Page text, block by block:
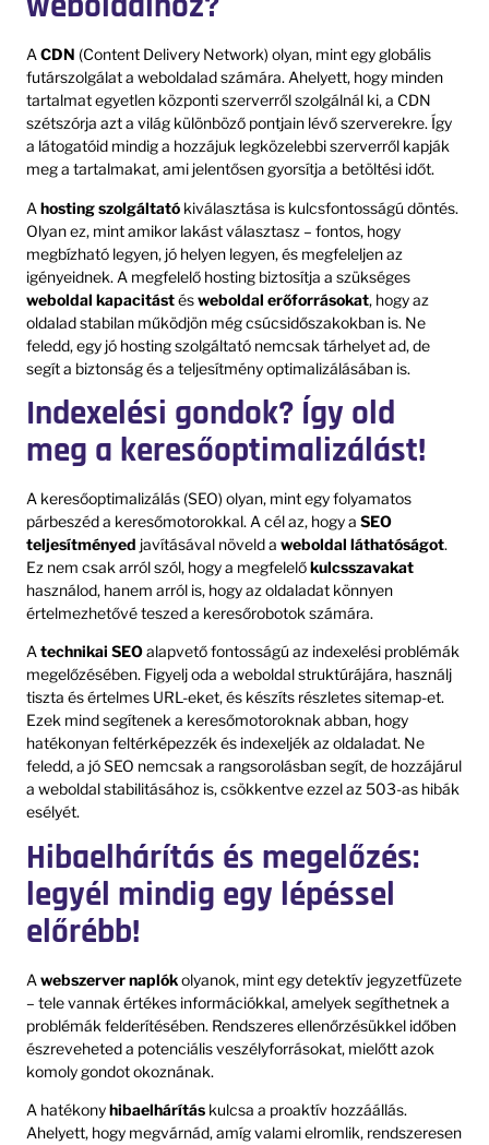
ACDN (Content Delivery Network) olyan, mint egy globális
futárszolgálat a weboldalad számára. Ahelyett, hogy minden
tartalmat egyetlen központi szerverről szolgálnál ki, a CDN
szétszórja azt a világ különböző pontjain lévő szerverekre. Így
a látogatóid mindig a hozzájuk legközelebbi szerverről kapják
meg a tartalmakat, ami jelentősen gyorsítja a betöltési időt.
Ahosting szolgáltató kiválasztása is kulcsfontosságú döntés.
Olyan ez, mint amikor lakást választasz – fontos, hogy
megbízható legyen, jó helyen legyen, és megfeleljen az
igényeidnek. A megfelelő hosting biztosítja a szükséges
weboldal kapacitástésweboldal erőforrásokat, hogy az
oldalad stabilan működjön még csúcsidőszakokban is. Ne
feledd, egy jó hosting szolgáltató nemcsak tárhelyet ad, de
segít a biztonság és a teljesítmény optimalizálásában is.
Indexelési gondok? Így old
meg a keresőoptimalizálást!
A keresőoptimalizálás (SEO) olyan, mint egy folyamatos
párbeszéd a keresőmotorokkal. A cél az, hogy a SEO
teljesítményed javításával növeld a weboldal láthatóságot.
Ez nem csak arról szól, hogy a megfelelőkulcsszavakat
használod, hanem arról is, hogy az oldaladat könnyen
értelmezhetővé teszed a keresőrobotok számára.
Atechnikai SEOalapvető fontosságú az indexelési problémák
megelőzésében. Figyelj oda a weboldal struktúrájára, használj
tiszta és értelmes URL-eket, és készíts részletes sitemap-et.
Ezek mind segítenek a keresőmotoroknak abban, hogy
hatékonyan feltérképezzék és indexeljék az oldaladat. Ne
feledd, a jó SEO nemcsak a rangsorolásban segít, de hozzájárul
a weboldal stabilitásához is, csökkentve ezzel az 503-as hibák
esélyét.
Hibaelhárítás és megelőzés:
legyél mindig egy lépéssel
előrébb!
Awebszerver naplókolyanok, mint egy detektív jegyzetfüzete
– tele vannak értékes információkkal, amelyek segíthetnek a
problémák felderítésében. Rendszeres ellenőrzésükkel időben
észreveheted a potenciális veszélyforrásokat, mielőtt azok
komoly gondot okoznának.
A hatékonyhibaelhárítás kulcsa a proaktív hozzáállás.
Ahelyett, hogy megvárnád, amíg valami elromlik, rendszeresen